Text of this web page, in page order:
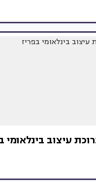
עיצוב בינלאומי